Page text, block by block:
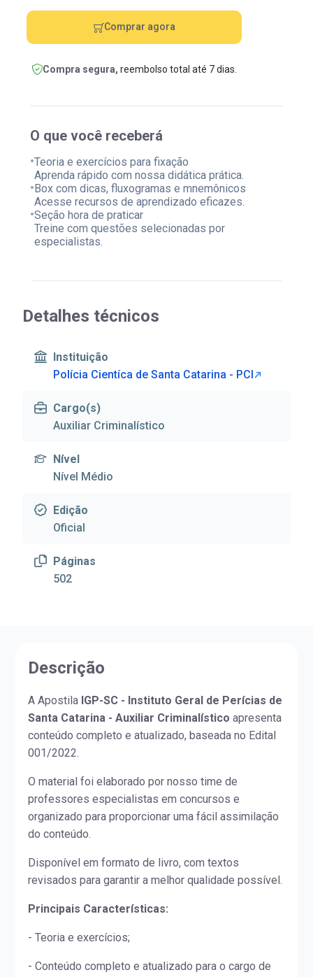
O que você receberá
•Teoria e exercícios para fixação
Aprenda rápido com nossa didática prática.
•Box com dicas, fluxogramas e mnemônicos
Acesse recursos de aprendizado eficazes.
•Seção hora de praticar
Treine com questões selecionadas por
especialistas.
Comprar agora
Compra segura, reembolso total até 7 dias.
Detalhes técnicos
Instituição
Polícia Cientíca de Santa Catarina - PCI
Cargo(s)
Auxiliar Criminalístico
Nível
Nível Médio
Edição
Oficial
Páginas
502
Descrição
A Apostila IGP-SC - Instituto Geral de Perícias de
Santa Catarina - Auxiliar Criminalístico apresenta
conteúdo completo e atualizado, baseada no Edital
001/2022.
O material foi elaborado por nosso time de
professores especialistas em concursos e
organizado para proporcionar uma fácil assimilação
do conteúdo.
Disponível em formato de livro, com textos
revisados para garantir a melhor qualidade possível.
Principais Características:
- Teoria e exercícios;
- Conteúdo completo e atualizado para o cargo de